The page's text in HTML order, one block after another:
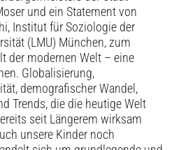
und ein Statement von
Institut für Soziologie der
(LMU) München, zum
der modernen Welt – eine
Globalisierung,
demografischer Wandel,
Trends, die die heutige Welt
seit Längerem wirksam
unsere Kinder noch